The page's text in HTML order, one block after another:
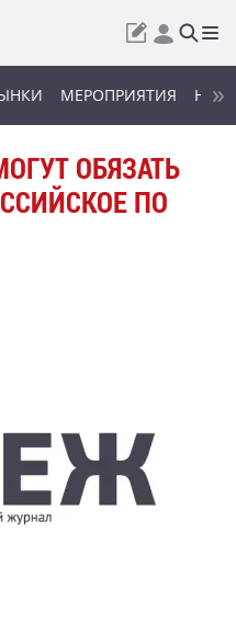
МЕРОПРИЯТИЯ
ОБЯЗАТЬ
ПО